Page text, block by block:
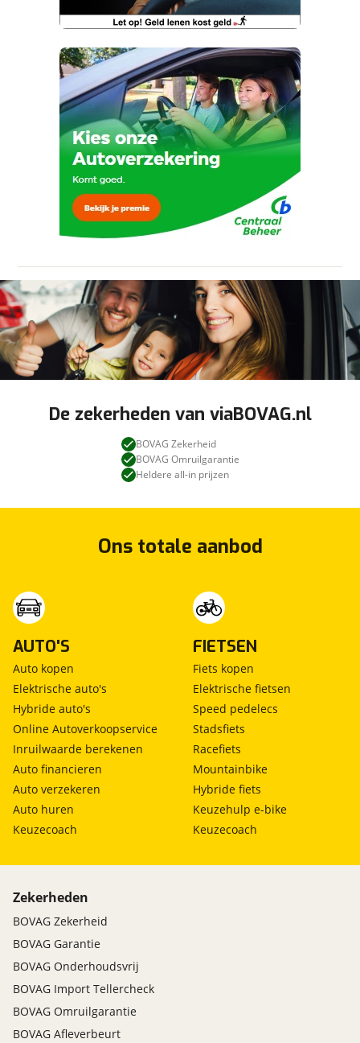
Ja, ik wil graag de nieuwsbrief
ontvangen.
Vraag mijn proefrit aan
viaBOVAG.nl verwerkt je persoonsgegevens
om je aanvraag zo goed mogelijk bij de
aanbieder te brengen. Lees hier meer over in
onzeprivacyverklaring
Ja, ik wil graag de nieuwsbrief
ontvangen.
Verstuur mijn vraag
viaBOVAG.nl verwerkt je persoonsgegevens
om je aanvraag zo goed mogelijk bij de
aanbieder te brengen. Lees hier meer over in
Kan je ons nog meer vertellen? (optioneel)
Stuur mijn bevinding door
De zekerheden van viaBOVAG.nl
BOVAG Zekerheid
BOVAG Omruilgarantie
Heldere all-in prijzen
Ons totale aanbod
AUTO'S
Auto kopen
Elektrische auto's
Hybride auto's
Online Autoverkoopservice
Inruilwaarde berekenen
Auto financieren
Auto verzekeren
Auto huren
Keuzecoach
FIETSEN
Fiets kopen
Elektrische fietsen
Speed pedelecs
Stadsfiets
Racefiets
Mountainbike
Hybride fiets
Keuzehulp e-bike
Keuzecoach
Zekerheden
BOVAG Zekerheid
BOVAG Garantie
BOVAG Onderhoudsvrij
BOVAG Import Tellercheck
BOVAG Omruilgarantie
BOVAG Afleverbeurt